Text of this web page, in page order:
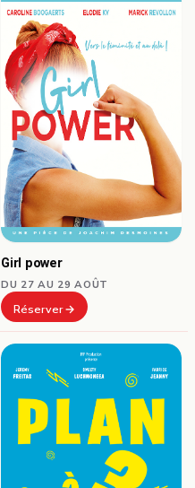
Girl power
DU 27 AU 29 AOÛT
Réserver